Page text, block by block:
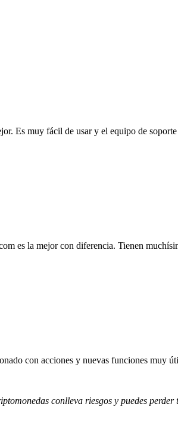
Es muy fácil de usar y el equipo de
es la mejor con diferencia. Tienen
con acciones y nuevas funciones muy
conlleva riesgos y puedes